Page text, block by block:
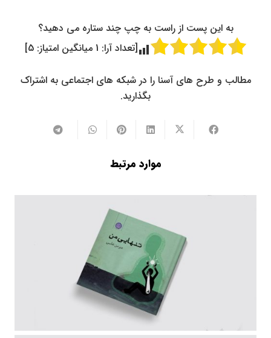
به این پست از راست به چپ چند ستاره می دهید؟
[تعداد آرا: 1 میانگین امتیاز:5
]
مطالب و طرح های آسنا را در شبکه های اجتماعی به اشتراک
بگذارید.
موارد مرتبط